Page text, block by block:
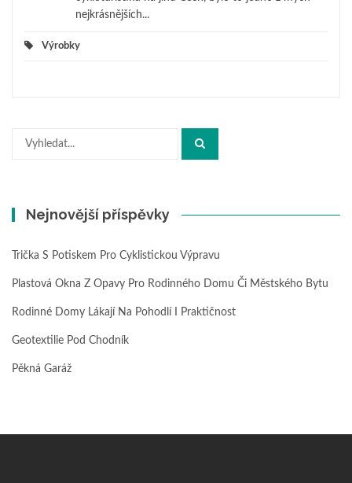
nejkrásnějších...
Výrobky
Hledat:
Nejnovější příspěvky
Trička S Potiskem Pro Cyklistickou Výpravu
Plastová Okna Z Opavy Pro Rodinného Domu Či Městského Bytu
Rodinné Domy Lákají Na Pohodlí I Praktičnost
Geotextilie Pod Chodník
Pěkná Garáž